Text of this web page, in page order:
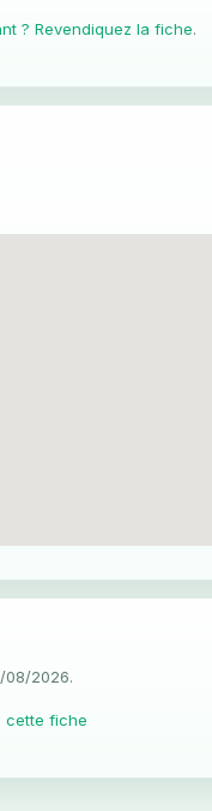
? Revendiquez la fiche.
08/2026.
cette fiche